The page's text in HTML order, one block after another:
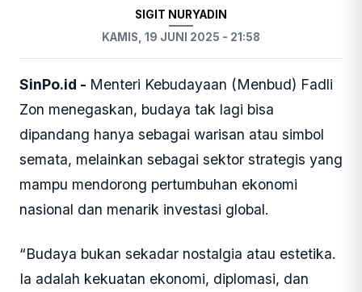
SIGIT NURYADIN
KAMIS, 19 JUNI 2025 - 21:58
SinPo.id - Menteri Kebudayaan (Menbud) Fadli
Zon menegaskan, budaya tak lagi bisa
dipandang hanya sebagai warisan atau simbol
semata, melainkan sebagai sektor strategis yang
mampu mendorong pertumbuhan ekonomi
nasional dan menarik investasi global.
“Budaya bukan sekadar nostalgia atau estetika.
Ia adalah kekuatan ekonomi, diplomasi, dan